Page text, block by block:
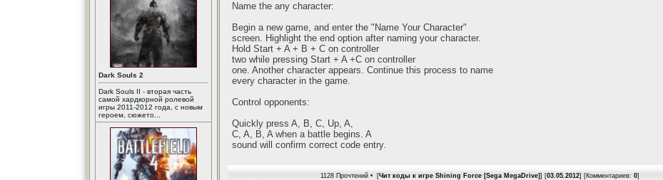
Dark Souls 2
Dark Souls II - вторая часть
самой хардкорной ролевой
игры 2011-2012 года, с новым
героем, сюжето...
Name the any character:
Begin a new game, and enter the "Name Your Character"
screen. Highlight the end option after naming your character.
Hold Start + A + B + C on controller
two while pressing Start + A +C on controller
one. Another character appears. Continue this process to name
every character in the game.
Control opponents:
Quickly press A, B, C, Up, A,
C, A, B, A when a battle begins. A
sound will confirm correct code entry.
1128 Прочтений • [Чит коды к игре Shining Force [Sega MegaDrive]] [03.05.2012] [Комментариев: 0]